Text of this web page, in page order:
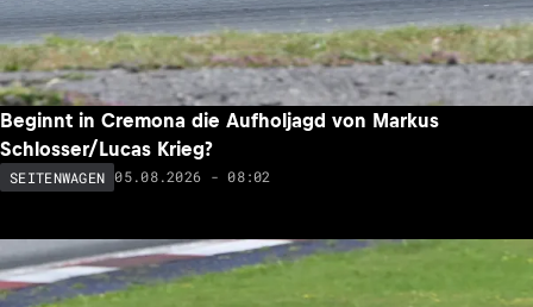
Beginnt in Cremona die Aufholjagd von Markus
Schlosser/Lucas Krieg?
SEITENWAGEN 05.08.2026 - 08:02